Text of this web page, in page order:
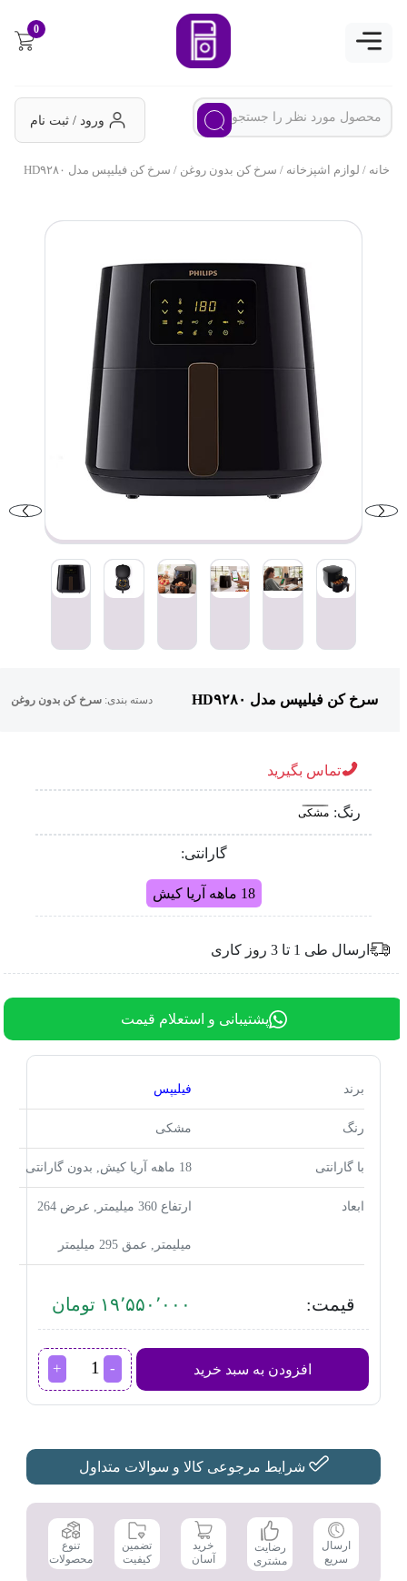
0
ورود / ثبت نام
خانه/ لوازم اشپزخانه/ سرخ کن بدون روغن/ سرخ کن فیلیپس مدل HD۹۲۸۰
سرخ کن فیلیپس مدل HD۹۲۸۰ دسته بندی:سرخ کن بدون روغن
تماس بگیرید
رنگ: مشکی
گارانتی:
18 ماهه آریا کیش
ارسال طی 1 تا 3 روز کاری
پشتیبانی و استعلام قیمت
برند فیلیپس
رنگ مشکی
با گارانتی 18 ماهه آریا کیش, بدون گارانتی
ابعاد ارتفاع 360 میلیمتر, عرض 264
میلیمتر, عمق 295 میلیمتر
قیمت: ۱۹٬۵۵۰٬۰۰۰ تومان
افزودن به سبد خرید
سرخ
کن
عدد
شرایط مرجوعی کالا و سوالات متداول
ارسال
سریع
رضایت
مشتری
خرید
آسان
تضمین
کیفیت
تنوع
محصولات